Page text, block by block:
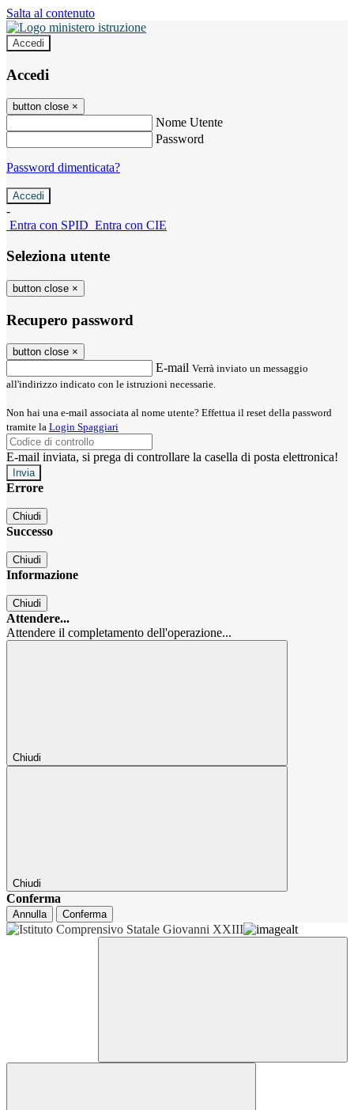
Salta al contenuto
Accedi
Accedi
button close ×
Nome Utente
Password
Password dimenticata?
-
Entra con SPID Entra con CIE
Seleziona utente
button close ×
Recupero password
button close ×
E-mail Verrà inviato un messaggio
all'indirizzo indicato con le istruzioni necessarie.
Non hai una e-mail associata al nome utente? Effettua il reset della password
tramite la Login Spaggiari
E-mail inviata, si prega di controllare la casella di posta elettronica!
Errore
Chiudi
Successo
Chiudi
Informazione
Chiudi
Attendere...
Attendere il completamento dell'operazione...
Chiudi
Chiudi
Conferma
Annulla Conferma